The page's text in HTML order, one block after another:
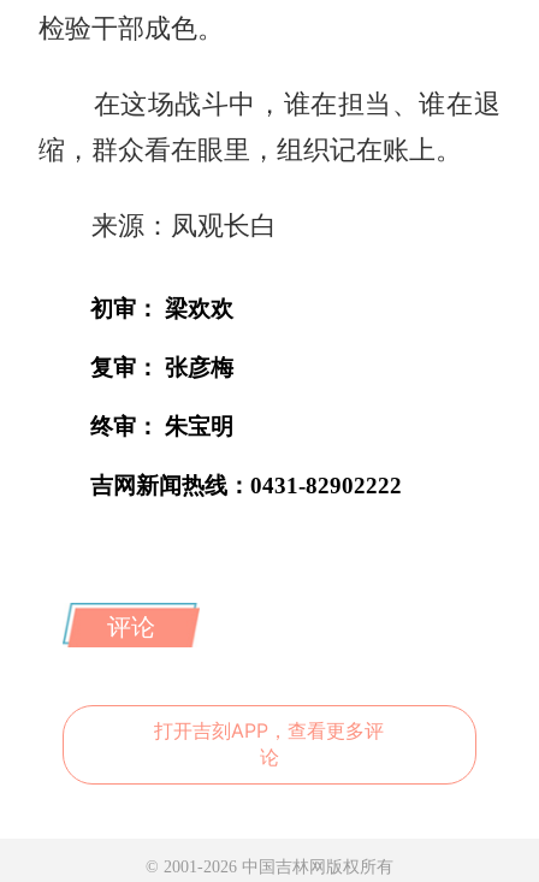
检验干部成色。
在这场战斗中，谁在担当、谁在退
缩，群众看在眼里，组织记在账上。
来源：凤观长白
初审： 梁欢欢
复审： 张彦梅
终审： 朱宝明
吉网新闻热线：0431-82902222
评论
打开吉刻APP，查看更多评
论